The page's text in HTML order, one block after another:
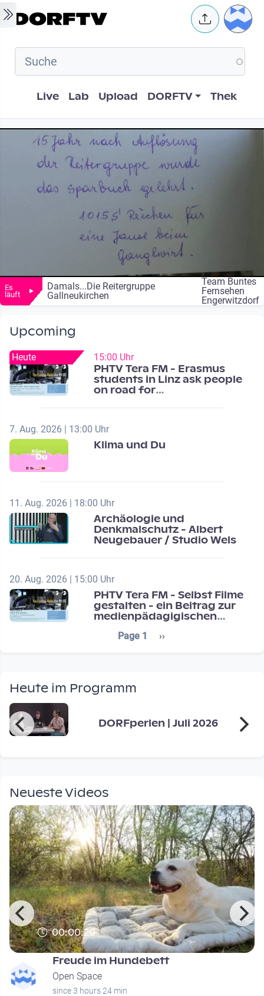
Skip to main content User
Hauptnavigation
Live Lab Upload DORFTV Thek
Es
läuft
Damals...Die Reitergruppe
Gallneukirchen
Team Buntes
Fernsehen
Engerwitzdorf
Upcoming
Heute 15:00 Uhr
PHTV Tera FM - Erasmus
students in Linz ask people
on road for
7. Aug. 2026 | 13:00 Uhr
Klima und Du
11. Aug. 2026 | 18:00 Uhr
Archäologie und
Denkmalschutz - Albert
Neugebauer / Studio Wels
20. Aug. 2026 | 15:00 Uhr
PHTV Tera FM - Selbst Filme
gestalten - ein Beitrag zur
medienpädagigischen
Seitennummerierung
Page 1 Next page
››
Heute im Programm
DORFperlen | Juli 2026
Neueste Videos
00:00:20
Freude im Hundebett
Open Space
since 3 hours 24 min